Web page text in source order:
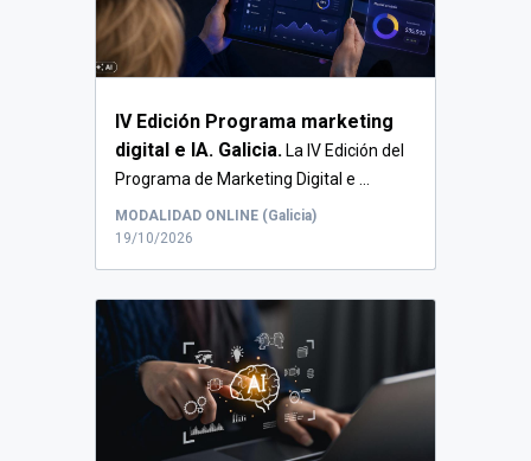
IV Edición Programa marketing
digital e IA. Galicia. La IV Edición del
Programa de Marketing Digital e ...
MODALIDAD ONLINE (Galicia)
19/10/2026